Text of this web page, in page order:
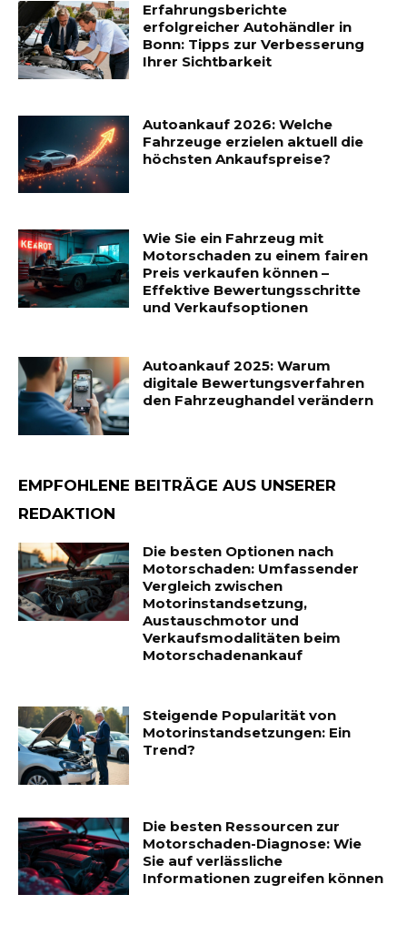
Erfahrungsberichte
erfolgreicher Autohändler in
Bonn: Tipps zur Verbesserung
Ihrer Sichtbarkeit
Autoankauf 2026: Welche
Fahrzeuge erzielen aktuell die
höchsten Ankaufspreise?
Wie Sie ein Fahrzeug mit
Motorschaden zu einem fairen
Preis verkaufen können –
Effektive Bewertungsschritte
und Verkaufsoptionen
Autoankauf 2025: Warum
digitale Bewertungsverfahren
den Fahrzeughandel verändern
EMPFOHLENE BEITRÄGE AUS UNSERER
REDAKTION
Die besten Optionen nach
Motorschaden: Umfassender
Vergleich zwischen
Motorinstandsetzung,
Austauschmotor und
Verkaufsmodalitäten beim
Motorschadenankauf
Steigende Popularität von
Motorinstandsetzungen: Ein
Trend?
Die besten Ressourcen zur
Motorschaden-Diagnose: Wie
Sie auf verlässliche
Informationen zugreifen können